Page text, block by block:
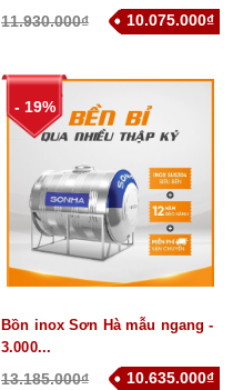
11.930.000₫ 10.075.000₫
- 19%
Bồn inox Sơn Hà mẫu ngang -
3.000...
13.185.000₫ 10.635.000₫